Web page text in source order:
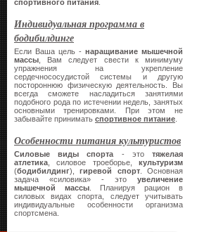
спортивного питания
Индивидуальная программа в
бодибилдинге
Если Ваша цель - наращивание мышечной
массы , Вам следует свести к минимуму
упражнения на укрепление
сердечнососудистой системы и другую
постороннюю физическую деятельность. Вы
всегда сможете насладиться занятиями
подобного рода по истечении недель, занятых
основными тренировками. При этом не
забывайте принимать спортивное питание
Особенности питания культуристов
Силовые виды спорта - этотяжелая
атлетика , силовое троеборье, культуризм
(бодибилдинг),гиревой спорт. Основная
задача «силовика» - это увеличение
мышечной массы. Планируя рацион в
силовых видах спорта, следует учитывать
индивидуальные особенности организма
спортсмена.